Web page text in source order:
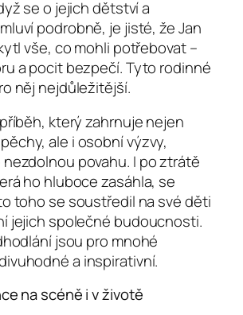
se o jejich dětství a
podrobně, je jisté, že Jan
vše, co mohli potřebovat –
a pocit bezpečí. Tyto rodinné
něj nejdůležitější.
který zahrnuje nejen
ale i osobní výzvy,
povahu. I po ztrátě
ho hluboce zasáhla, se
toho se soustředil na své děti
jejich společné budoucnosti.
jsou pro mnohé
a inspirativní.
na scéně i v životě